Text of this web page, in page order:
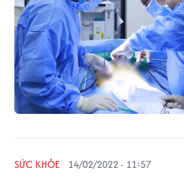
SỨC KHỎE 14/02/2022 - 11:57